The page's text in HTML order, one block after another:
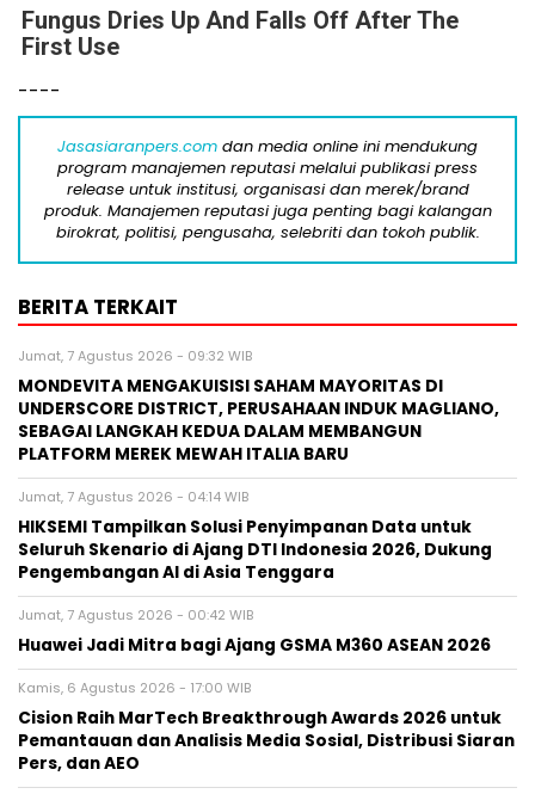
Fungus Dries Up And Falls Off After The
First Use
----
Jasasiaranpers.com dan media online ini mendukung
program manajemen reputasi melalui publikasi press
release untuk institusi, organisasi dan merek/brand
produk. Manajemen reputasi juga penting bagi kalangan
birokrat, politisi, pengusaha, selebriti dan tokoh publik.
BERITA TERKAIT
Jumat, 7 Agustus 2026 - 09:32 WIB
MONDEVITA MENGAKUISISI SAHAM MAYORITAS DI
UNDERSCORE DISTRICT, PERUSAHAAN INDUK MAGLIANO,
SEBAGAI LANGKAH KEDUA DALAM MEMBANGUN
PLATFORM MEREK MEWAH ITALIA BARU
Jumat, 7 Agustus 2026 - 04:14 WIB
HIKSEMI Tampilkan Solusi Penyimpanan Data untuk
Seluruh Skenario di Ajang DTI Indonesia 2026, Dukung
Pengembangan AI di Asia Tenggara
Jumat, 7 Agustus 2026 - 00:42 WIB
Huawei Jadi Mitra bagi Ajang GSMA M360 ASEAN 2026
Kamis, 6 Agustus 2026 - 17:00 WIB
Cision Raih MarTech Breakthrough Awards 2026 untuk
Pemantauan dan Analisis Media Sosial, Distribusi Siaran
Pers, dan AEO